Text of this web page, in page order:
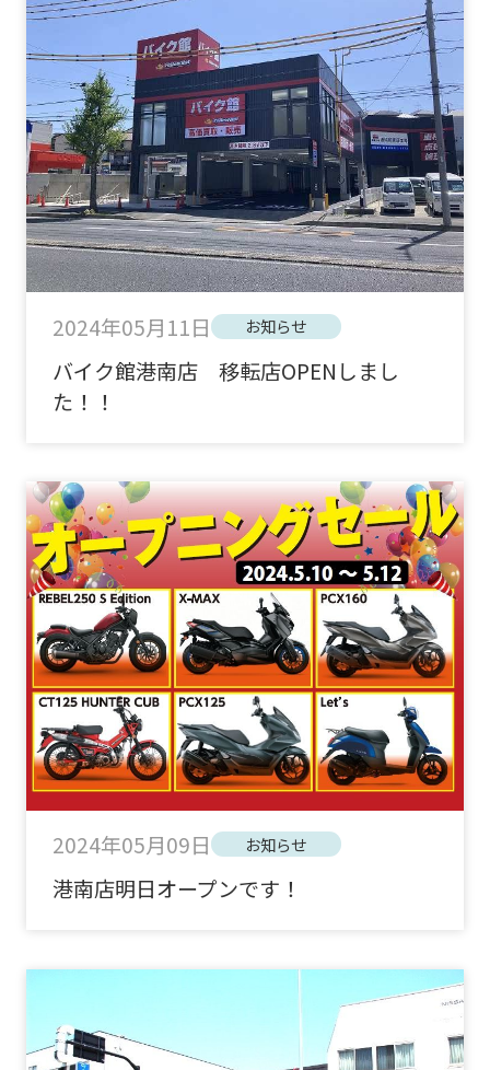
2024年05月11日 お知らせ
バイク館港南店 移転店OPENしまし
た！！
2024年05月09日 お知らせ
港南店明日オープンです！